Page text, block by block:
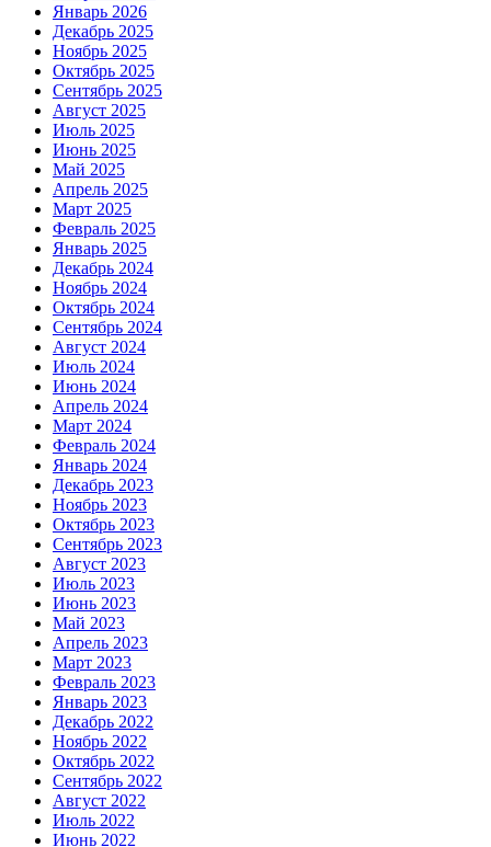
Январь 2026
Декабрь 2025
Ноябрь 2025
Октябрь 2025
Сентябрь 2025
Август 2025
Июль 2025
Июнь 2025
Май 2025
Апрель 2025
Март 2025
Февраль 2025
Январь 2025
Декабрь 2024
Ноябрь 2024
Октябрь 2024
Сентябрь 2024
Август 2024
Июль 2024
Июнь 2024
Апрель 2024
Март 2024
Февраль 2024
Январь 2024
Декабрь 2023
Ноябрь 2023
Октябрь 2023
Сентябрь 2023
Август 2023
Июль 2023
Июнь 2023
Май 2023
Апрель 2023
Март 2023
Февраль 2023
Январь 2023
Декабрь 2022
Ноябрь 2022
Октябрь 2022
Сентябрь 2022
Август 2022
Июль 2022
Июнь 2022